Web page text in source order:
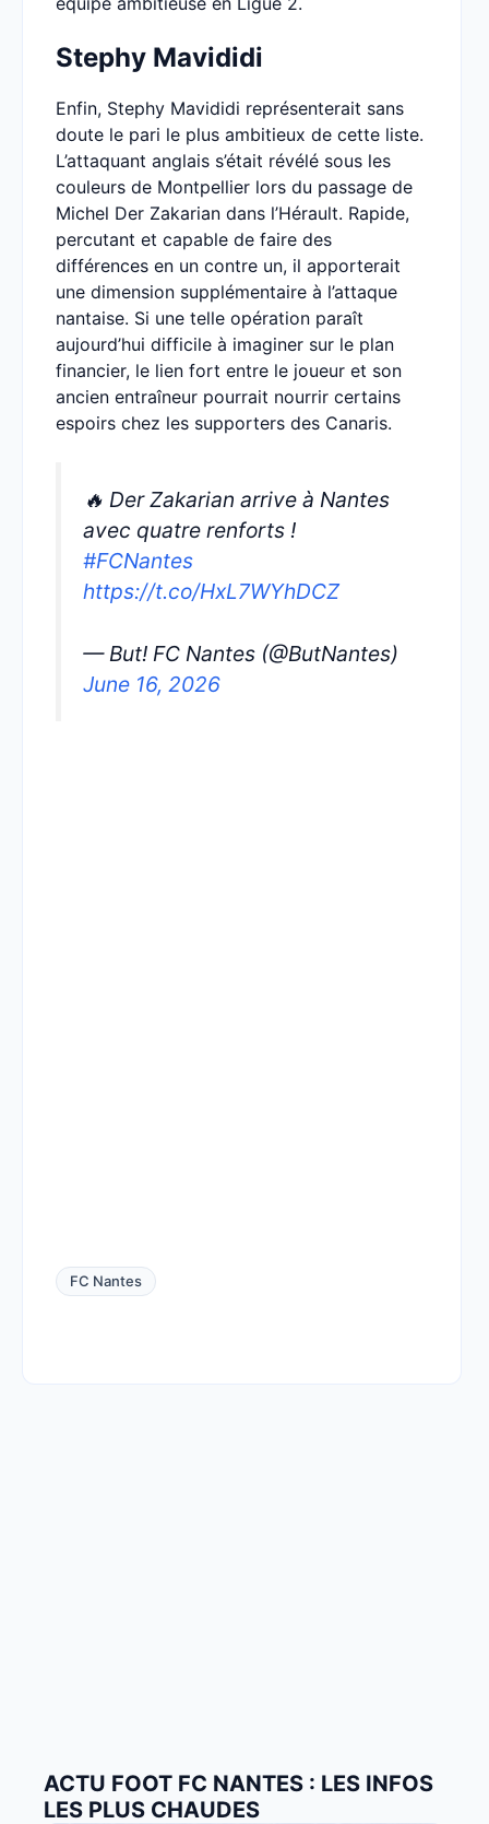
Stephy Mavididi
Enfin, Stephy Mavididi représenterait sans
doute le pari le plus ambitieux de cette liste.
L’attaquant anglais s’était révélé sous les
couleurs de Montpellier lors du passage de
Michel Der Zakarian dans l’Hérault. Rapide,
percutant et capable de faire des
différences en un contre un, il apporterait
une dimension supplémentaire à l’attaque
nantaise. Si une telle opération paraît
aujourd’hui difficile à imaginer sur le plan
financier, le lien fort entre le joueur et son
ancien entraîneur pourrait nourrir certains
espoirs chez les supporters des Canaris.
🔥 Der Zakarian arrive à Nantes
avec quatre renforts !
#FCNantes
https://t.co/HxL7WYhDCZ
— But! FC Nantes (@ButNantes)
June 16, 2026
FC Nantes
ACTU FOOT FC NANTES : LES INFOS
LES PLUS CHAUDES